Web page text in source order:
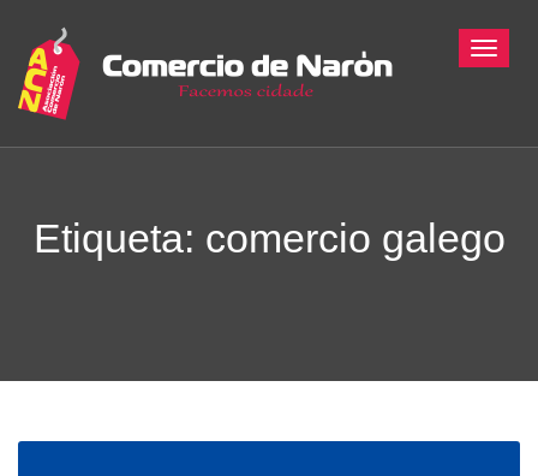
Etiqueta: comercio galego